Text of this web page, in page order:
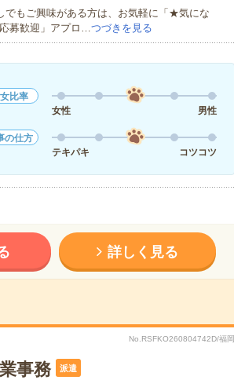
でもご興味がある方は、お気軽に「★気にな
募歓迎」アプロ…つづきを見る
比率
女性
男性
の仕方
テキパキ
コツコツ
詳しく見る
No.RSFKO260804742D/福岡
事務 派遣